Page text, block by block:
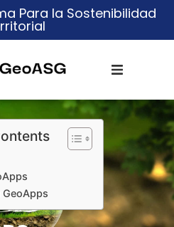
Para la Sostenibilidad